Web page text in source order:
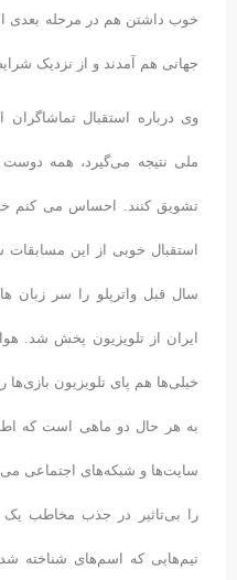
خوب داشتن هم در مرحله بعدی
جهانی هم آمدند و از نزدیک
وی درباره استقبال تماشاگران
ملی نتیجه می‌گیرد، همه دوست
تشویق کنند. احساس می کنم
استقبال خوبی از این
سال قبل واترپلو را سر زبان
ایران از تلویزیون پخش شد.
خیلی‌ها هم پای تلویزیون بازی‌ها
به هر حال دو ماهی است که
سایت‌ها و شبکه‌های اجتماعی
را بی‌تاثیر در جذب مخاطب
تیم‌هایی که اسم‌های شناخته